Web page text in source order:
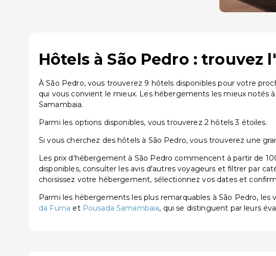
Hôtels à São Pedro :
À São Pedro, vous trouverez 9 hôtels disponibles pour votre
qui vous convient le mieux. Les hébergements les mieux notés
Samambaia.
Parmi les options disponibles, vous trouverez 2 hôtels 3 étoiles.
Si vous cherchez des hôtels à São Pedro, vous trouverez une
Les prix d'hébergement à São Pedro commencent à partir de
disponibles, consulter les avis d'autres voyageurs et filtrer par
choisissez votre hébergement, sélectionnez vos dates et
Parmi les hébergements les plus remarquables à São Pedro,
da Furna et Pousada Samambaia, qui se distinguent par leurs